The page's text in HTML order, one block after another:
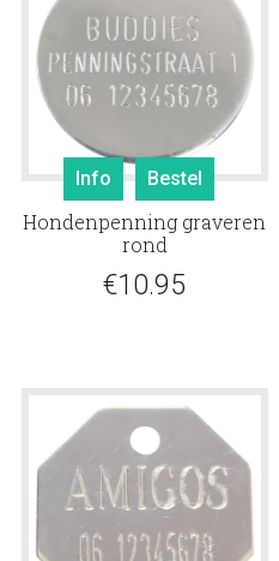
Info Bestel
Hondenpenning graveren
rond
€10.95